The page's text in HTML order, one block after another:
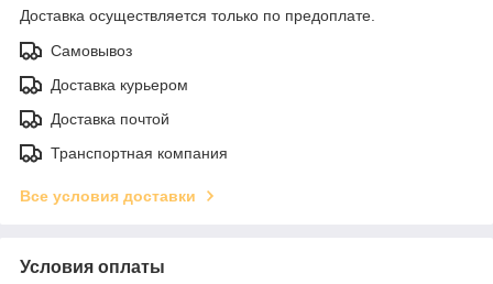
Доставка осуществляется только по предоплате.
Самовывоз
Доставка курьером
Доставка почтой
Транспортная компания
Все условия доставки
Условия оплаты